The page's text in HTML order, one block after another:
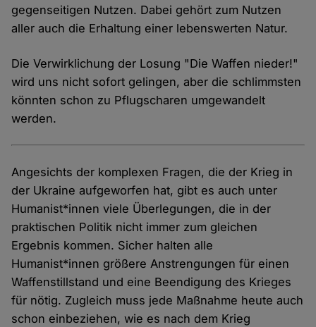
gegenseitigen Nutzen. Dabei gehört zum Nutzen
aller auch die Erhaltung einer lebenswerten Natur.
Die Verwirklichung der Losung "Die Waffen nieder!"
wird uns nicht sofort gelingen, aber die schlimmsten
könnten schon zu Pflugscharen umgewandelt
werden.
Angesichts der komplexen Fragen, die der Krieg in
der Ukraine aufgeworfen hat, gibt es auch unter
Humanist*innen viele Überlegungen, die in der
praktischen Politik nicht immer zum gleichen
Ergebnis kommen. Sicher halten alle
Humanist*innen größere Anstrengungen für einen
Waffenstillstand und eine Beendigung des Krieges
für nötig. Zugleich muss jede Maßnahme heute auch
schon einbeziehen, wie es nach dem Krieg